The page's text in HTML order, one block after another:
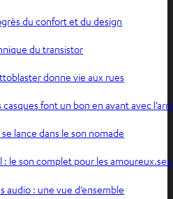
du confort et du design
du transistor
donne vie aux rues
casques font un bon en avant avec
lance dans le son nomade
: le son complet pour les
audio : une vue d’ensemble